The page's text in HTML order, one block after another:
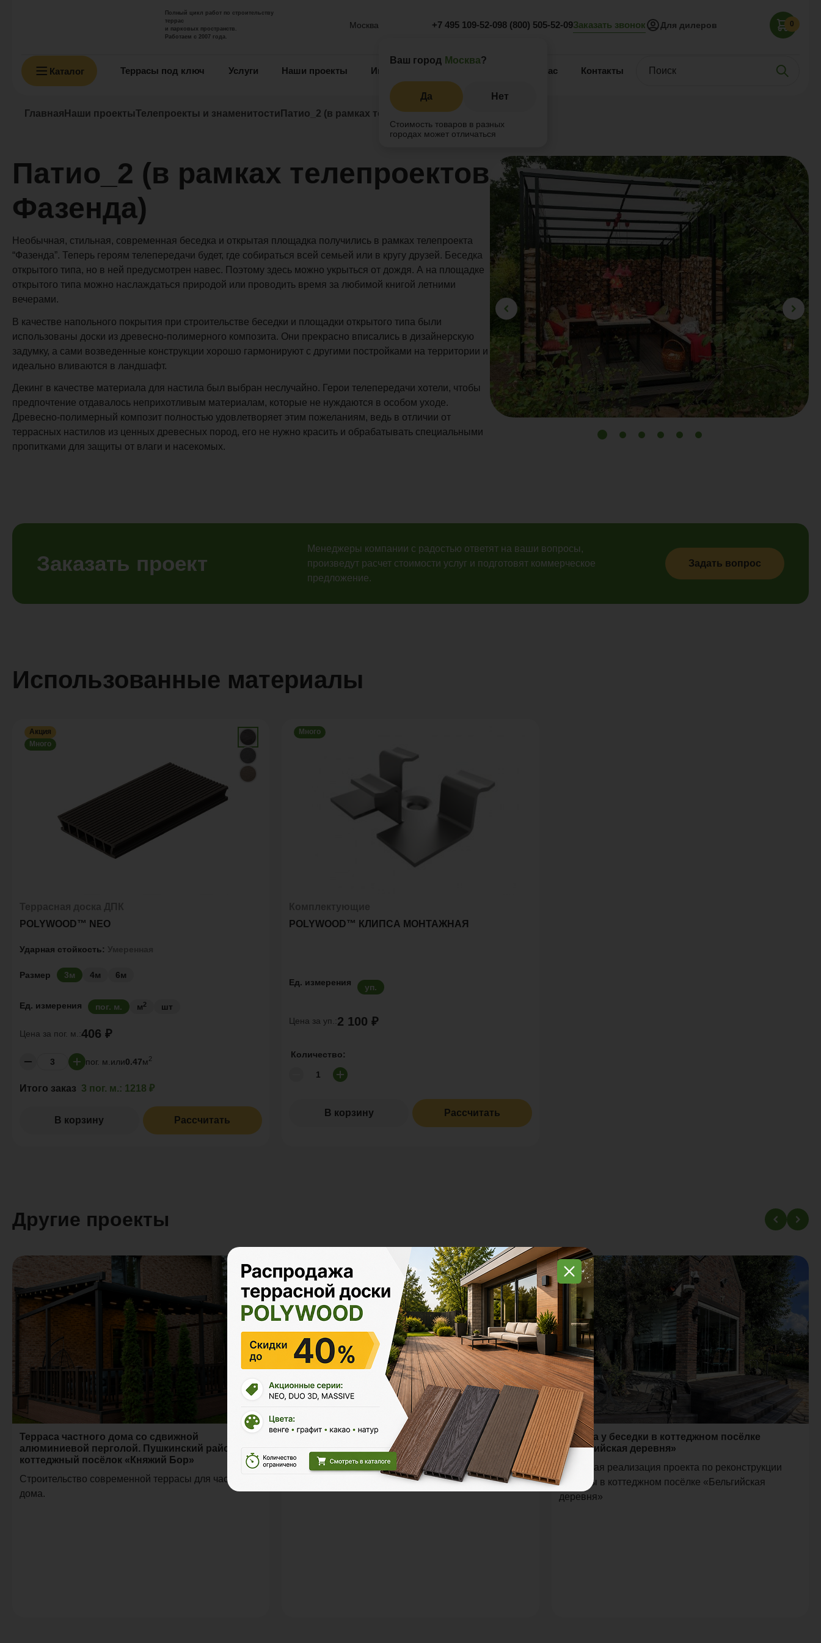
Полный цикл работ по строительству
террас
и парковых пространств.
Работаем с 2007 года.
Москва
Ваш город Москва?
Да Нет
Стоимость товаров в разных
городах может отличаться
+7 495 109-52-098 (800) 505-52-09Заказать звонок Для дилеров 0
Каталог Террасы под ключ Услуги Наши проекты Информация О нас Контакты
Главная Наши проектыТелепроекты и знаменитости Патио_2 (в рамках телепроектов Фазенда)
Патио_2 (в рамках телепроектов
Фазенда)
Необычная, стильная, современная беседка и открытая площадка получились в рамках телепроекта
“Фазенда”. Теперь героям телепередачи будет, где собираться всей семьей или в кругу друзей. Беседка
открытого типа, но в ней предусмотрен навес. Поэтому здесь можно укрыться от дождя. А на площадке
открытого типа можно наслаждаться природой или проводить время за любимой книгой летними
вечерами.
В качестве напольного покрытия при строительстве беседки и площадки открытого типа были
использованы доски из древесно-полимерного композита. Они прекрасно вписались в дизайнерскую
задумку, а сами возведенные конструкции хорошо гармонируют с другими постройками на территории и
идеально вливаются в ландшафт.
Декинг в качестве материала для настила был выбран неслучайно. Герои телепередачи хотели, чтобы
предпочтение отдавалось неприхотливым материалам, которые не нуждаются в особом уходе.
Древесно-полимерный композит полностью удовлетворяет этим пожеланиям, ведь в отличии от
террасных настилов из ценных древесных пород, его не нужно красить и обрабатывать специальными
пропитками для защиты от влаги и насекомых.
Заказать проект
Менеджеры компании с радостью ответят на ваши вопросы,
произведут расчет стоимости услуг и подготовят коммерческое
предложение.
Задать вопрос
Использованные материалы
Акция
Много
POLYWOOD™ NEO
Ударная стойкость:
Размер 3м 4м 6м
Ед. измерения пог. м. м2 шт
Цена за пог. м.:406 ₽
пог. м. или0.47м2
Итого заказ 3 пог. м.: 1218 ₽
В корзину Рассчитать
Много
POLYWOOD™ КЛИПСА МОНТАЖНАЯ
Ед. измерения
уп.
Цена за уп.:2 100 ₽
Количество:
В корзину Рассчитать
Другие проекты
Терраса частного дома со сдвижной
алюминиевой перголой. Пушкинский район,
коттеджный посёлок «Княжий Бор»
Строительство современной террасы для частного
дома.
Настил у каркасного бассейна
Проект по обустройству территории вокруг
каркасного бассейна в частном доме
Терраса у беседки в коттеджном посёлке
«Бельгийская деревня»
Успешная реализация проекта по реконструкции
террасы в коттеджном посёлке «Бельгийская
деревня»